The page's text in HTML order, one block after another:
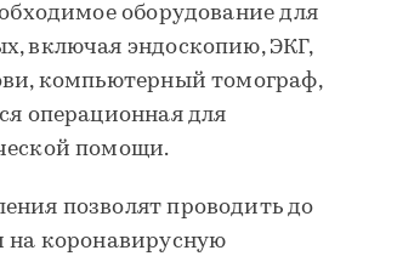
оборудование для
включая эндоскопию, ЭКГ,
компьютерный томограф,
операционная для
помощи.
позволят проводить до
на коронавирусную